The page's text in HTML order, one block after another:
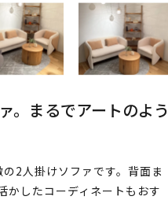
。まるでアートのよう
2人掛けソファです。背面ま
かしたコーディネートもおす